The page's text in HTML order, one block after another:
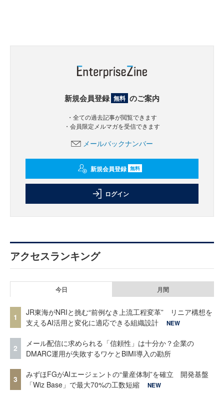
新規会員登録 無料 のご案内
・全ての過去記事が閲覧できます
・会員限定メルマガを受信できます
メールバックナンバー
新規会員登録 無料
ログイン
アクセスランキング
今日 月間
1
JR東海がNRIと挑む“前例なき上流工程変革” リニア構想を
支えるAI活用と変化に適応できる組織設計
NEW
2
メール配信に求められる「信頼性」は十分か？企業の
DMARC運用が失敗するワケとBIMI導入の勘所
3
みずほFGがAIエージェントの“量産体制”を確立 開発基盤
「Wiz Base」で最大70%の工数短縮
NEW